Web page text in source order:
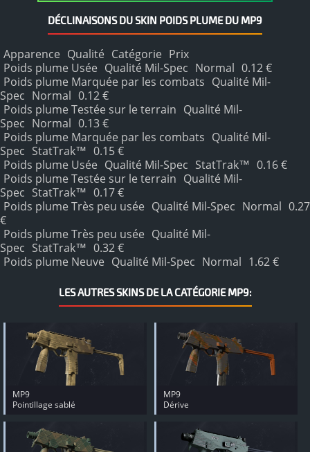
DÉCLINAISONS DU SKIN POIDS PLUME DU MP9
Apparence Qualité Catégorie Prix
Poids plume Usée Qualité Mil-Spec Normal 0.12 €
Poids plume Marquée par les combats Qualité Mil-
Spec Normal 0.12 €
Poids plume Testée sur le terrain Qualité Mil-
Spec Normal 0.13 €
Poids plume Marquée par les combats Qualité Mil-
Spec StatTrak™ 0.15 €
Poids plume Usée Qualité Mil-Spec StatTrak™ 0.16 €
Poids plume Testée sur le terrain Qualité Mil-
Spec StatTrak™ 0.17 €
Poids plume Très peu usée Qualité Mil-Spec Normal 0.27
€
Poids plume Très peu usée Qualité Mil-
Spec StatTrak™ 0.32 €
Poids plume Neuve Qualité Mil-Spec Normal 1.62 €
LES AUTRES SKINS DE LA CATÉGORIE MP9:
MP9
Pointillage sablé
MP9
Dérive